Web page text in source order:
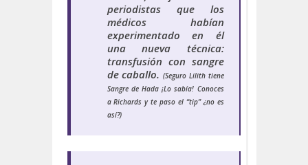
periodistas que los
médicos habían
experimentado en él
una nueva técnica:
transfusión con sangre
de caballo. (Seguro Lilith tiene
Sangre de Hada ¡Lo sabía! Conoces
a Richards y te paso el “tip” ¿no es
así?)